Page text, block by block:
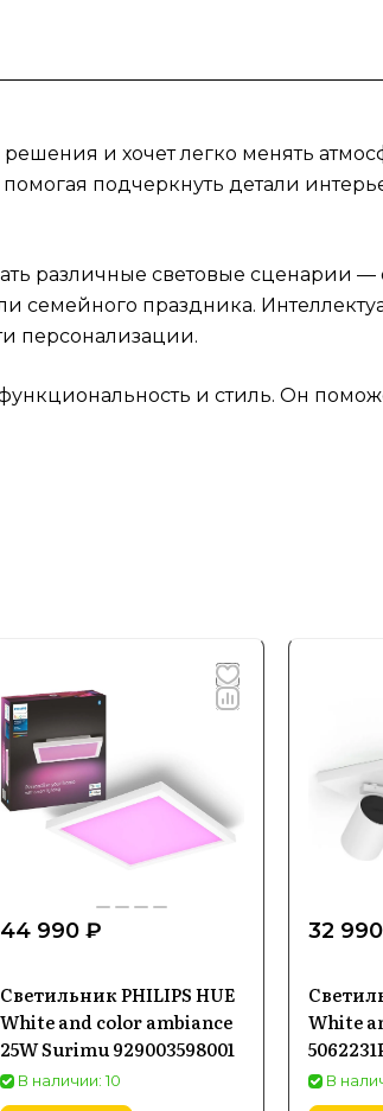
и хочет легко менять
подчеркнуть детали
различные световые сценарии —
семейного праздника.
персонализации.
и стиль. Он
44 990 ₽
Светильник PHILIPS HUE
White and color ambiance
25W Surimu 929003598001
В наличии: 10
32
White
В